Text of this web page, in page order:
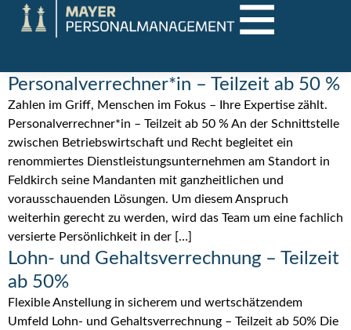
Personalverrechner*in – Teilzeit ab 50 %
Zahlen im Griff, Menschen im Fokus – Ihre Expertise zählt.
Personalverrechner*in – Teilzeit ab 50 % An der Schnittstelle
zwischen Betriebswirtschaft und Recht begleitet ein
renommiertes Dienstleistungsunternehmen am Standort in
Feldkirch seine Mandanten mit ganzheitlichen und
vorausschauenden Lösungen. Um diesem Anspruch
weiterhin gerecht zu werden, wird das Team um eine fachlich
versierte Persönlichkeit in der […]
Lohn- und Gehaltsverrechnung – Teilzeit
ab 50%
Flexible Anstellung in sicherem und wertschätzendem
Umfeld Lohn- und Gehaltsverrechnung – Teilzeit ab 50% Die